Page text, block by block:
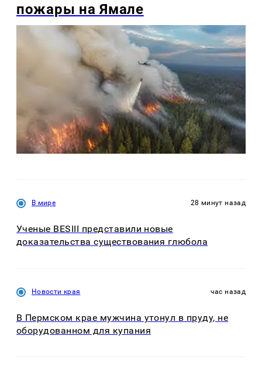
пожары на Ямале
В мире 28 минут назад
Ученые BESIII представили новые
доказательства существования глюбола
Новости края час назад
В Пермском крае мужчина утонул в пруду, не
оборудованном для купания